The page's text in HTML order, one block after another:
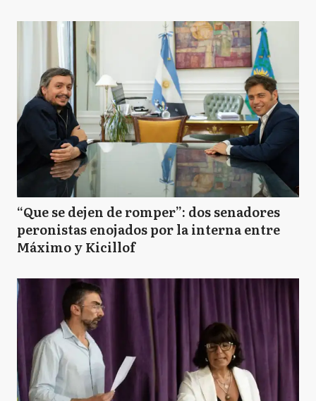
“Que se dejen de romper”: dos senadores
peronistas enojados por la interna entre
Máximo y Kicillof